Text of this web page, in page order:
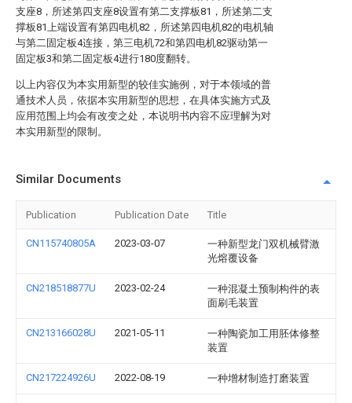
支座8，所述第四支座8设置有第二支撑板81，所述第二支
撑板81上端设置有第四电机82，所述第四电机82的电机轴
与第二固定板4连接，第三电机72和第四电机82驱动第一
固定板3和第二固定板4进行180度翻转。
以上内容仅为本实用新型的较佳实施例，对于本领域的普
通技术人员，依据本实用新型的思想，在具体实施方式及
应用范围上均会有改变之处，本说明书内容不应理解为对
本实用新型的限制。
Similar Documents
Publication Publication Date Title
CN115740805A 2023-03-07
一种新型龙门双机械臂激
光熔覆设备
CN218518877U 2023-02-24
一种混凝土预制构件的表
面刷毛装置
CN213166028U 2021-05-11
一种陶瓷加工用胚体修整
装置
CN217224926U 2022-08-19 一种增材制造打磨装置